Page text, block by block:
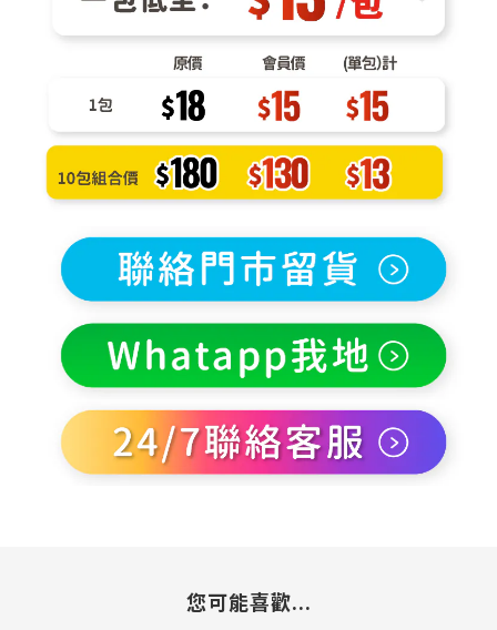
您可能喜歡...